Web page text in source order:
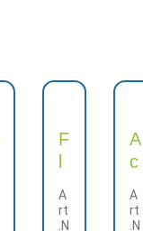
F
m
A
rt
.N
A
c
y
A
rt
.N